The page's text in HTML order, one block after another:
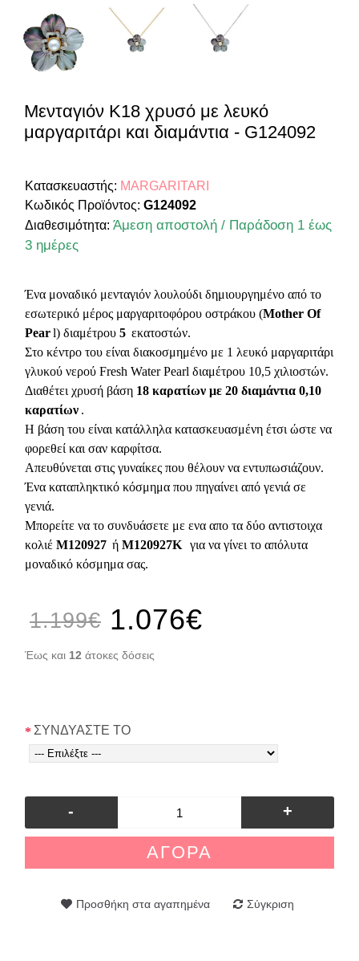
Μενταγιόν Κ18 χρυσό με λευκό
μαργαριτάρι και διαμάντια - G124092
Κατασκευαστής: MARGARITARI
Κωδικός Προϊόντος: G124092
Διαθεσιμότητα: Άμεση αποστολή / Παράδοση 1 έως
3 ημέρες
Ένα μοναδικό μενταγιόν λουλούδι δημιουργημένο από το
εσωτερικό μέρος μαργαριτοφόρου οστράκου (Mother Of
Pearl) διαμέτρου 5 εκατοστών.
Στο κέντρο του είναι διακοσμημένο με 1 λευκό μαργαριτάρι
γλυκού νερού Fresh Water Pearl διαμέτρου 10,5 χιλιοστών.
Διαθέτει χρυσή βάση 18 καρατίων με 20 διαμάντια 0,10
καρατίων .
Η βάση του είναι κατάλληλα κατασκευασμένη έτσι ώστε να
φορεθεί και σαν καρφίτσα.
Απευθύνεται στις γυναίκες που θέλουν να εντυπωσιάζουν.
Ένα καταπληκτικό κόσμημα που πηγαίνει από γενιά σε
γενιά.
Μπορείτε να το συνδυάσετε με ενα απο τα δύο αντιστοιχα
κολιέ M120927 ή M120927K για να γίνει το απόλυτα
μοναδικό κόσμημα σας.
1.199€ 1.076€
Έως και 12 άτοκες δόσεις
ΣΥΝΔΥΑΣΤΕ ΤΟ
- +
ΑΓΟΡΆ
Προσθήκη στα αγαπημένα Σύγκριση